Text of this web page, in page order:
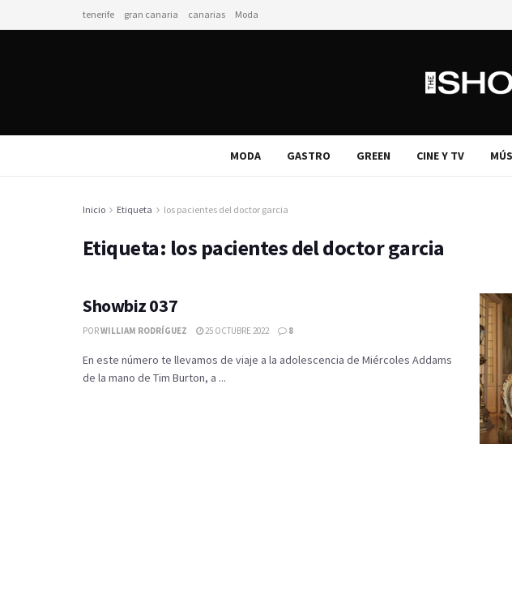
tenerife gran canaria canarias Moda
MODA GASTRO GREEN CINE Y TV
Inicio Etiqueta los pacientes del doctor garcia
Etiqueta: los pacientes del doctor garcia
Showbiz 037
PORWILLIAM RODRÍGUEZ 25 OCTUBRE 2022 8
En este número te llevamos de viaje a la adolescencia de Miércoles Addams
de la mano de Tim Burton, a ...